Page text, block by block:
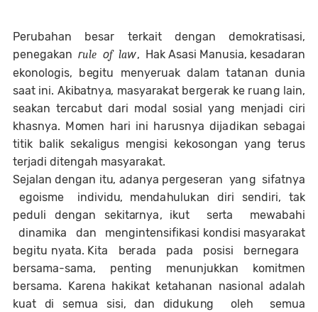
Perubahan besar terkait dengandemokratisasi,
penegakan rule of law, Hak Asasi Manusia, kesadaran
ekonologis, begitu menyeruakdalam tatanan dunia
saat ini. Akibatnya, masyarakat bergerak ke ruang lain,
seakan tercabut dari modal sosial yang menjadi ciri
khasnya. Momen hari ini harusnya dijadikansebagai
titik balik sekaligus mengisi kekosongan yang terus
terjadi ditengah masyarakat.
Sejalandengan itu, adanya pergeseran yang sifatnya
egoisme individu, mendahulukan diri sendiri, tak
peduli dengan sekitarnya, ikut serta mewabahi
dinamika dan mengintensifikasi kondisi masyarakat
begitu nyata. Kita berada pada posisi bernegara
bersama-sama, penting menunjukkan komitmen
bersama. Karena hakikat ketahanan nasional adalah
kuat di semua sisi, dan didukung oleh semua